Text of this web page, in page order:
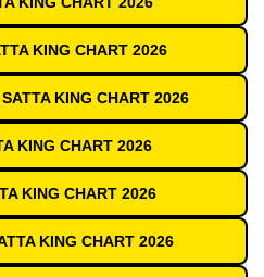
KING CHART 2026
KING CHART 2026
KING CHART 2026
KING CHART 2026
KING CHART 2026